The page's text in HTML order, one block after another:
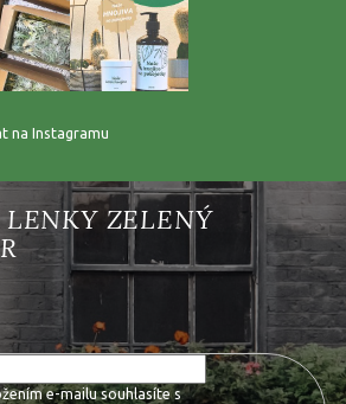
na Instagramu
budeme zasílat informace o nových
e-mailu souhlasíte s